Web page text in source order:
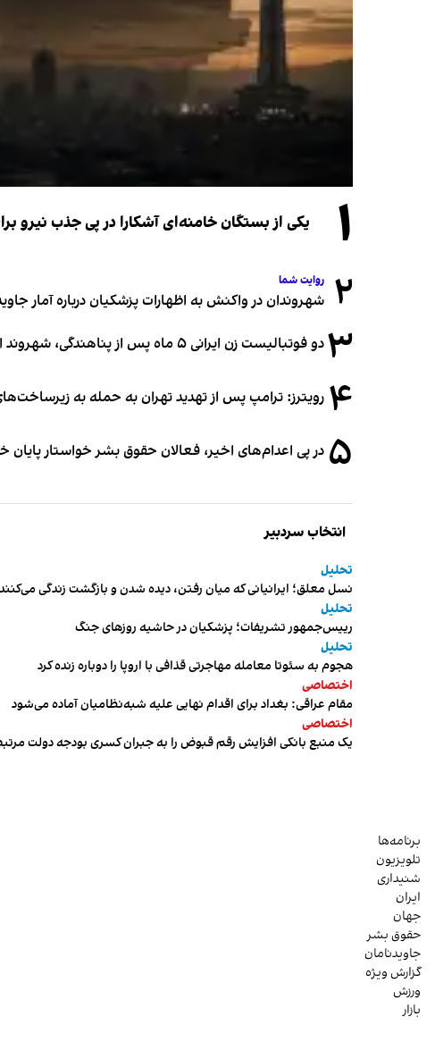
۱ یکی از بستگان خامنه‌ای آشکارا در پی جذب
۲ روایت شما
شهروندان در واکنش به اظهارات پزشکیان درباره آمار
۳دو فوتبالیست زن ایرانی ۵ ماه پس از پناهندگی، شهروند استرالیا شدند
۴ رویترز: ترامپ پس از تهدید تهران به حمله به
۵ در پی اعدام‌های اخیر، فعالان حقوق بشر خواستار پایان
انتخاب سردبیر
تحلیل
نسل معلق؛ ایرانیانی که میان رفتن، دیده شدن و بازگشت زندگی می‌کنند
تحلیل
رییس‌جمهور تشریفات؛ پزشکیان در حاشیه روزهای جنگ
تحلیل
هجوم به سئوتا معامله مهاجرتی قذافی با اروپا را دوباره زنده کرد
اختصاصی
مقام عراقی: بغداد برای اقدام نهایی علیه شبه‌نظامیان آماده می‌شود
اختصاصی
یک منبع بانکی افزایش رقم قبوض را به جبران کسری بودجه دولت
برنامه‌ها
تلویزیون
شنیداری
ایران
جهان
حقوق بشر
جاویدنامان
گزارش ویژه
ورزش
بازار